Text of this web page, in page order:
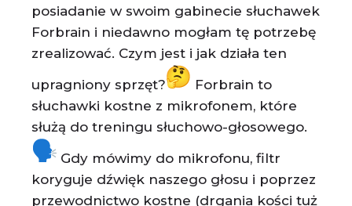
posiadanie w swoim gabinecie słuchawek
Forbrain i niedawno mogłam tę potrzebę
zrealizować. Czym jest i jak działa ten
upragniony sprzęt?
Forbrain to
słuchawki kostne z mikrofonem, które
służą do treningu słuchowo-głosowego.
Gdy mówimy do mikrofonu, filtr
koryguje dźwięk naszego głosu i poprzez
przewodnictwo kostne (drgania kości tuż